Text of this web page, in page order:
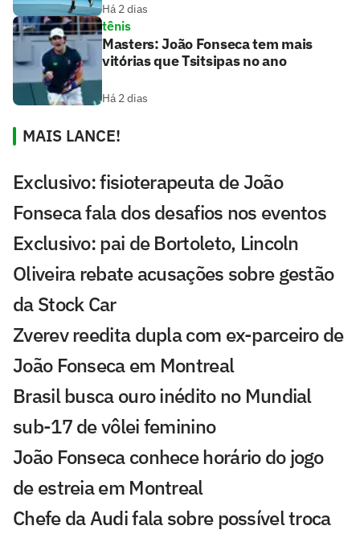
Há 2 dias
tênis
Masters: João Fonseca tem mais
vitórias que Tsitsipas no ano
Há 2 dias
MAIS LANCE!
Exclusivo: fisioterapeuta de João
Fonseca fala dos desafios nos eventos
Exclusivo: pai de Bortoleto, Lincoln
Oliveira rebate acusações sobre gestão
da Stock Car
Zverev reedita dupla com ex-parceiro de
João Fonseca em Montreal
Brasil busca ouro inédito no Mundial
sub-17 de vôlei feminino
João Fonseca conhece horário do jogo
de estreia em Montreal
Chefe da Audi fala sobre possível troca